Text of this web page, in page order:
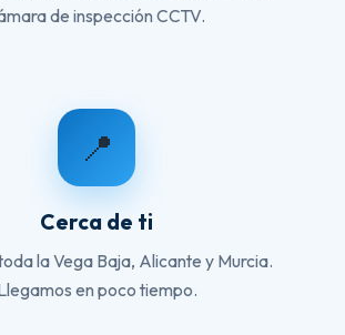
de inspección CCTV.
📍
Cerca de ti
la Vega Baja, Alicante y Murcia.
en poco tiempo.